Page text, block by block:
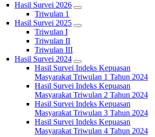
Hasil Survei 2026
Triwulan 1
Hasil Survei 2025
Triwulan I
Triwulan II
Triwulan III
Hasil Survei 2024
Hasil Survei Indeks Kepuasan
Masyarakat Triwulan 1 Tahun 2024
Hasil Survei Indeks Kepuasan
Masyarakat Triwulan 2 Tahun 2024
Hasil Survei Indeks Kepuasan
Masyarakat Triwulan 3 Tahun 2024
Hasil Survei Indeks Kepuasan
Masyarakat Triwulan 4 Tahun 2024